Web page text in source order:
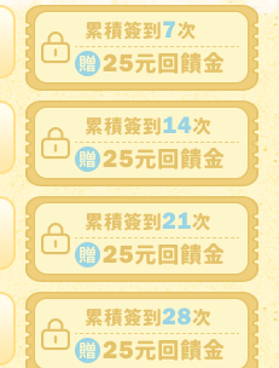
2,300円
NT497元
1,540円
NT333元